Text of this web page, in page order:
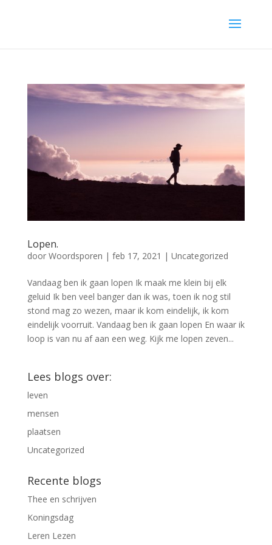
Lopen.
door Woordsporen | feb 17, 2021 | Uncategorized
Vandaag ben ik gaan lopen Ik maak me klein bij elk
geluid Ik ben veel banger dan ik was, toen ik nog stil
stond mag zo wezen, maar ik kom eindelijk, ik kom
eindelijk voorruit. Vandaag ben ik gaan lopen En waar ik
loop is van nu af aan een weg. Kijk me lopen zeven...
Lees blogs over:
leven
mensen
plaatsen
Uncategorized
Recente blogs
Thee en schrijven
Koningsdag
Leren Lezen